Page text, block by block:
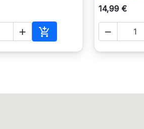
 
Aggiungi al carrello
14,99 €
